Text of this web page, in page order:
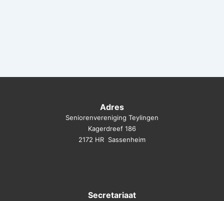
Adres
Seniorenvereniging Teylingen
Kagerdreef 186
2172 HR Sassenheim
Secretariaat